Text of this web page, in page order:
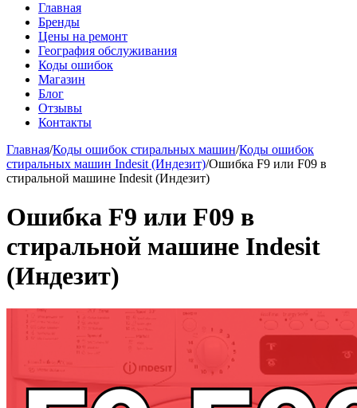
Главная
Бренды
Цены на ремонт
География обслуживания
Коды ошибок
Магазин
Блог
Отзывы
Контакты
Главная/Коды ошибок стиральных машин/Коды ошибок
стиральных машин Indesit (Индезит)/Ошибка F9 или F09 в
стиральной машине Indesit (Индезит)
Ошибка F9 или F09 в
стиральной машине Indesit
(Индезит)